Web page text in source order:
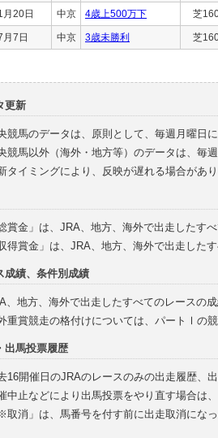
20日 中京 4歳上500万下 芝
7日 中京 3歳未勝利 芝
更新
競馬のデータは、原則として、毎週月曜日
競馬以外（海外・地方等）のデータは、毎
タイミングにより、反映が遅れる場合があ
総賞金」は、JRA、地方、海外で出走したす
収得賞金」は、JRA、地方、海外で出走した
成績、条件別成績
、地方、海外で出走したすべてのレースの
重賞競走の格付けについては、パートⅠの
出馬投票履歴
16開催日のJRAのレースのみの出走履歴、
中止などにより出馬投票をやり直す場合は
※取消」は、馬番号を付す前に出走取消にな